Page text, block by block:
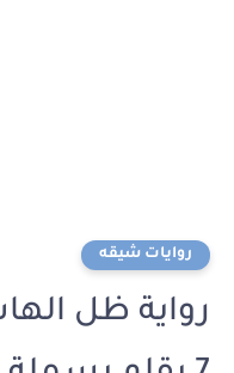
روايات شيقه
رواية ظل